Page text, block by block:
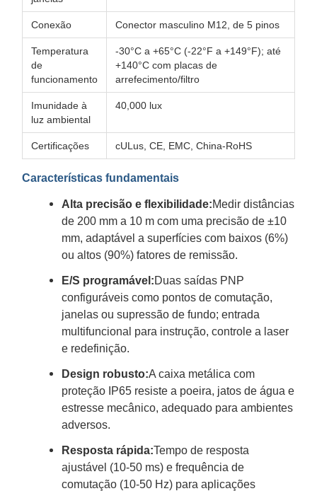
Conexão Conector masculino M12, de 5 pinos
Temperatura
de
funcionamento
-30°C a +65°C (-22°F a +149°F); até
+140°C com placas de
arrefecimento/filtro
Imunidade à
luz ambiental
40,000 lux
Certificações cULus, CE, EMC, China-RoHS
Características fundamentais
Alta precisão e flexibilidade:Medir distâncias
de 200 mm a 10 m com uma precisão de ±10
mm, adaptável a superfícies com baixos (6%)
ou altos (90%) fatores de remissão.
E/S programável:Duas saídas PNP
configuráveis como pontos de comutação,
janelas ou supressão de fundo; entrada
multifuncional para instrução, controle a laser
e redefinição.
Design robusto:A caixa metálica com
proteção IP65 resiste a poeira, jatos de água e
estresse mecânico, adequado para ambientes
adversos.
Resposta rápida:Tempo de resposta
ajustável (10-50 ms) e frequência de
comutação (10-50 Hz) para aplicações